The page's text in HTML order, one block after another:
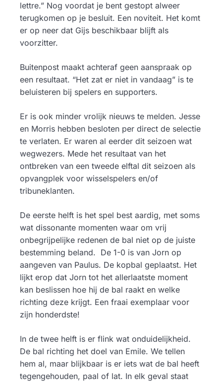
lettre.” Nog voordat je bent gestopt alweer
terugkomen op je besluit. Een noviteit. Het komt
er op neer dat Gijs beschikbaar blijft als
voorzitter.
Buitenpost maakt achteraf geen aanspraak op
een resultaat. “Het zat er niet in vandaag” is te
beluisteren bij spelers en supporters.
Er is ook minder vrolijk nieuws te melden. Jesse
en Morris hebben besloten per direct de selectie
te verlaten. Er waren al eerder dit seizoen wat
wegwezers. Mede het resultaat van het
ontbreken van een tweede elftal dit seizoen als
opvangplek voor wisselspelers en/of
tribuneklanten.
De eerste helft is het spel best aardig, met soms
wat dissonante momenten waar om vrij
onbegrijpelijke redenen de bal niet op de juiste
bestemming beland. De 1-0 is van Jorn op
aangeven van Paulus. De kopbal geplaatst. Het
lijkt erop dat Jorn tot het allerlaatste moment
kan beslissen hoe hij de bal raakt en welke
richting deze krijgt. Een fraai exemplaar voor
zijn honderdste!
In de twee helft is er flink wat onduidelijkheid.
De bal richting het doel van Emile. We tellen
hem al, maar blijkbaar is er iets wat de bal heeft
tegengehouden, paal of lat. In elk geval staat